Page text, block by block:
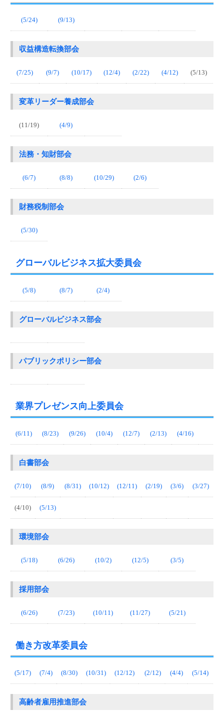
(5/24) (9/13)
収益構造転換部会
(7/25) (9/7) (10/17) (12/4) (2/22) (4/12) (5/13)
変革リーダー養成部会
(11/19) (4/9)
法務・知財部会
(6/7) (8/8) (10/29) (2/6)
財務税制部会
(5/30)
グローバルビジネス拡大委員会
(5/8) (8/7) (2/4)
グローバルビジネス部会
パブリックポリシー部会
業界プレゼンス向上委員会
(6/11) (8/23) (9/26) (10/4) (12/7) (2/13) (4/16)
白書部会
(7/10) (8/9) (8/31) (10/12) (12/11) (2/19) (3/6) (3/27)
(4/10) (5/13)
環境部会
(5/18) (6/26) (10/2) (12/5) (3/5)
採用部会
(6/26) (7/23) (10/11) (11/27) (5/21)
働き方改革委員会
(5/17) (7/4) (8/30) (10/31) (12/12) (2/12) (4/4) (5/14)
高齢者雇用推進部会